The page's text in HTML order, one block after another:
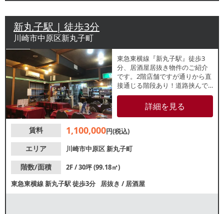
新丸子駅 | 徒歩3分
川崎市中原区新丸子町
東急東横線『新丸子駅』徒歩3
分、居酒屋居抜き物件のご紹介
です。2階店舗ですが通りから直
接通じる階段あり！道路挟んで
反対側は高架下の飲食店街があ
り、駅利用客や周辺住民の集客
が期待できます。諸条件等、お
詳細を見る
賃料 1,100,000円(税込)
エリア
川崎市中原区新丸子町
階数/面積
2F / 30坪 (99.18㎡)
東急東横線新丸子駅徒歩3分 居抜き /居酒屋